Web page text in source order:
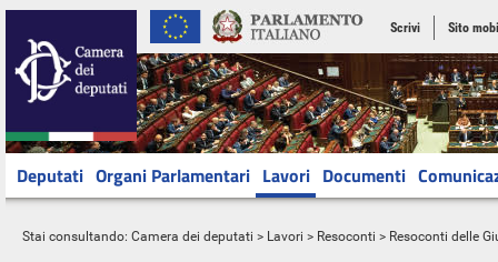
Scrivi Sito
Deputati Organi Parlamentari Lavori Documenti
Stai consultando: Camera dei deputati > Lavori > Resoconti > Resoconti delle